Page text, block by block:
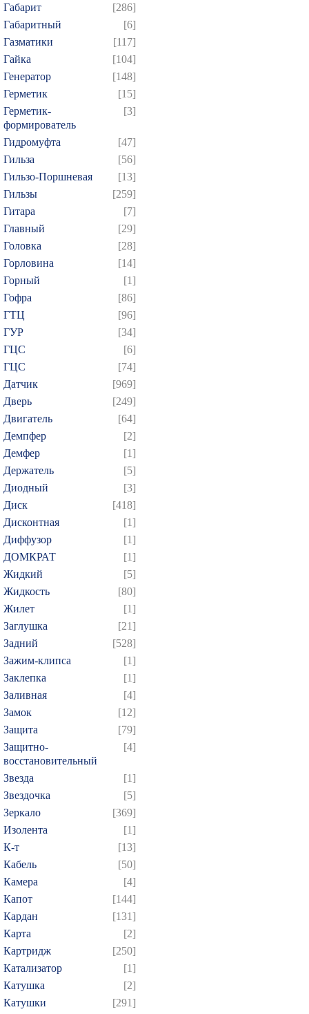
Габарит
[286]
Габаритный
[6]
Газматики
[117]
Гайка
[104]
Генератор
[148]
Герметик
[15]
Герметик-
формирователь
[3]
Гидромуфта
[47]
Гильза
[56]
Гильзо-Поршневая
[13]
Гильзы
[259]
Гитара
[7]
Главный
[29]
Головка
[28]
Горловина
[14]
Горный
[1]
Гофра
[86]
ГТЦ
[96]
ГУР
[34]
ГЦC
[6]
ГЦС
[74]
Датчик
[969]
Дверь
[249]
Двигатель
[64]
Демпфер
[2]
Демфер
[1]
Держатель
[5]
Диодный
[3]
Диск
[418]
Дисконтная
[1]
Диффузор
[1]
ДОМКРАТ
[1]
Жидкий
[5]
Жидкость
[80]
Жилет
[1]
Заглушка
[21]
Задний
[528]
Зажим-клипса
[1]
Заклепка
[1]
Заливная
[4]
Замок
[12]
Защита
[79]
Защитно-
восстановительный
[4]
Звезда
[1]
Звездочка
[5]
Зеркало
[369]
Изолента
[1]
К-т
[13]
Кабель
[50]
Камера
[4]
Капот
[144]
Кардан
[131]
Карта
[2]
Картридж
[250]
Катализатор
[1]
Катушка
[2]
Катушки
[291]